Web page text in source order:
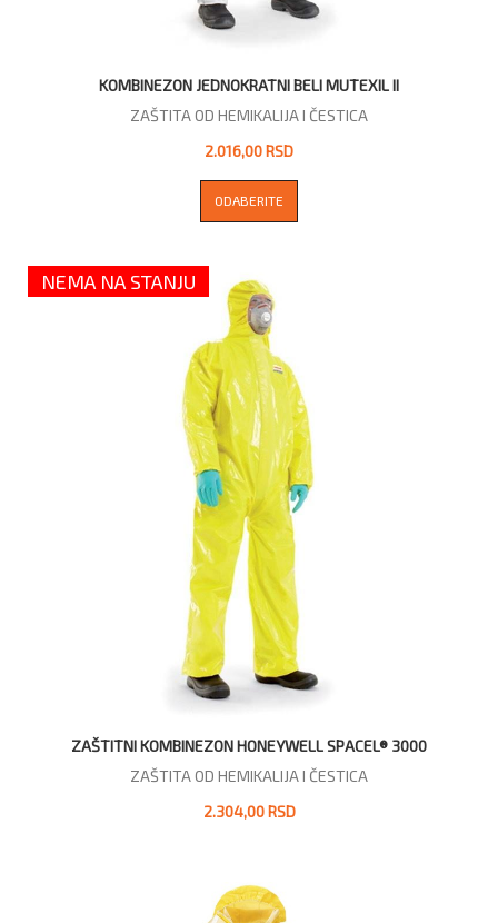
KOMBINEZON JEDNOKRATNI BELI MUTEXIL II
ZAŠTITA OD HEMIKALIJA I ČESTICA
2.016,00 RSD
ODABERITE
NEMA NA STANJU
ZAŠTITNI KOMBINEZON HONEYWELL SPACEL® 3000
ZAŠTITA OD HEMIKALIJA I ČESTICA
2.304,00 RSD